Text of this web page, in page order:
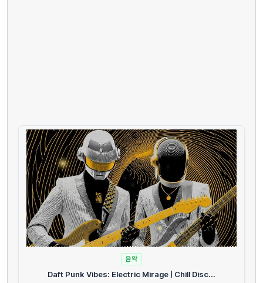
음악
Daft Punk Vibes: Electric Mirage | Chill Disc...